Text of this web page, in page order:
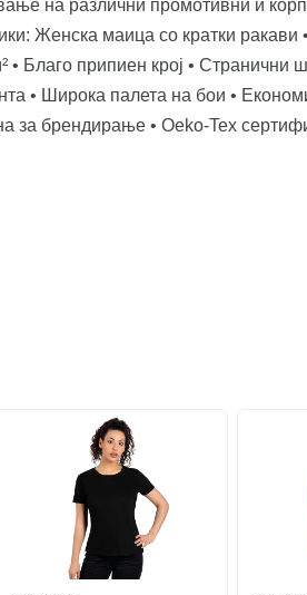
на различни промотивни и
Женска маица со кратки ракави
• Благо припиен крој • Странични
• Широка палета на бои •
за брендирање • Oeko-Tex